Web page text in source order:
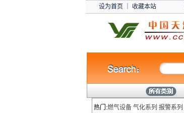
设为首页 收藏本站
热门:燃气设备 气化系列 报警系列